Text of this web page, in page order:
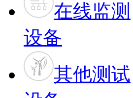
在线监测
设备
其他测试